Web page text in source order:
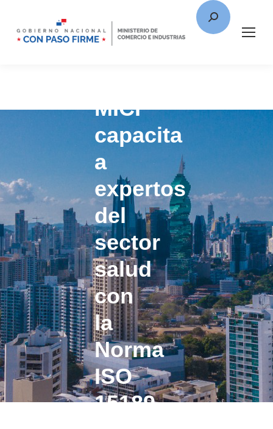
MICI
capacita
a
expertos
del
sector
salud
con
la
Norma
ISO
15189